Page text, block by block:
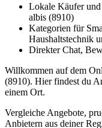
Lokale Käufer
albis (8910)
Kategorien für
Haushaltstechnik
Direkter Chat,
Willkommen auf dem
(8910). Hier findest du
einem Ort.
Vergleiche Angebote,
Anbietern aus deiner